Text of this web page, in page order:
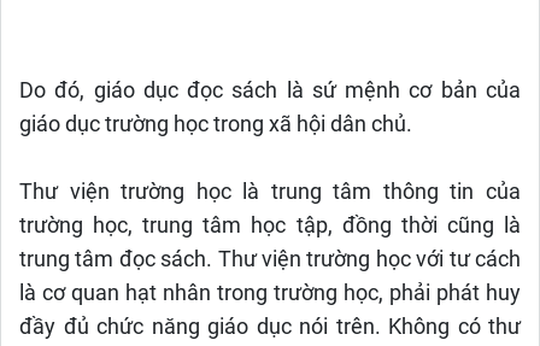
Do đó, giáo dục đọc sách là sứ mệnh cơ bản của
giáo dục trường học trong xã hội dân chủ.
Thư viện trường học là trung tâm thông tin của
trường học, trung tâm học tập, đồng thời cũng là
trung tâm đọc sách. Thư viện trường học với tư cách
là cơ quan hạt nhân trong trường học, phải phát huy
đầy đủ chức năng giáo dục nói trên. Không có thư